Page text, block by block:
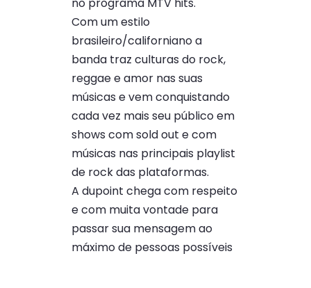
Com um estilo
brasileiro/californiano a
banda traz culturas do rock,
reggae e amor nas suas
músicas e vem conquistando
cada vez mais seu público em
shows com sold out e com
músicas nas principais playlist
de rock das plataformas.
A dupoint chega com respeito
e com muita vontade para
passar sua mensagem ao
máximo de pessoas possíveis